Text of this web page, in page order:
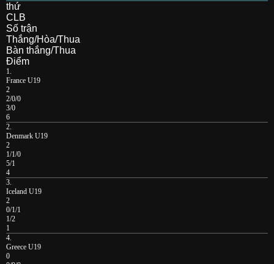
thứ
CLB
Số trận
Thắng/Hòa/Thua
Bàn thắng/Thua
Điểm
1.
France U19
2
2/0/0
3/0
6
2.
Denmark U19
2
1/1/0
5/1
4
3.
Iceland U19
2
0/1/1
1/2
1
4.
Greece U19
0